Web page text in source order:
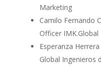
Marketing
Camilo Fernando
Officer IMK.Global
Esperanza
Global Ingenieros